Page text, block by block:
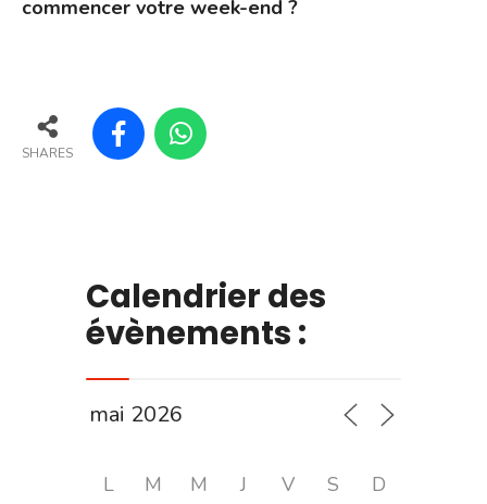
commencer votre week-end ?
SHARES
Calendrier des
évènements :
L M M J V S D